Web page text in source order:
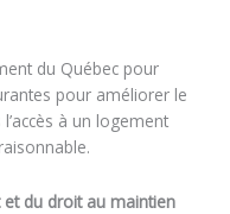
du Québec pour
pour améliorer le
à un logement
du droit au maintien